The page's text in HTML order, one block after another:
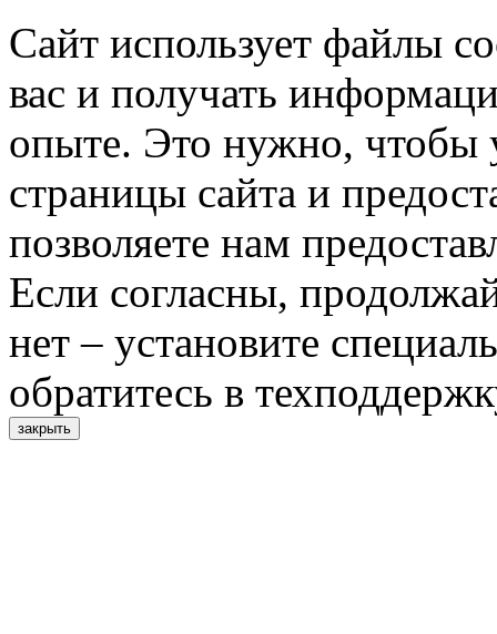
Сайт использует файлы
вас и получать
опыте. Это нужно, чтобы
страницы сайта и
позволяете нам
Если согласны,
нет – установите
обратитесь в
закрыть